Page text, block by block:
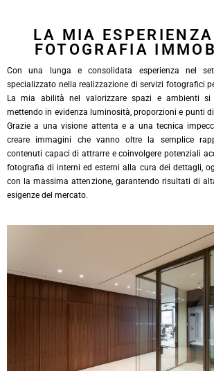
LA MIA
FOTOGRAFIA
Con una lunga e consolidata esperienza nel
specializzato nella realizzazione di servizi fotografici
La mia abilità nel valorizzare spazi e ambienti
mettendo in evidenza luminosità, proporzioni e punti
Grazie a una visione attenta e a una tecnica
creare immagini che vanno oltre la semplice
contenuti capaci di attrarre e coinvolgere potenziali
fotografia di interni ed esterni alla cura dei dettagli,
con la massima attenzione, garantendo risultati di
esigenze del mercato.